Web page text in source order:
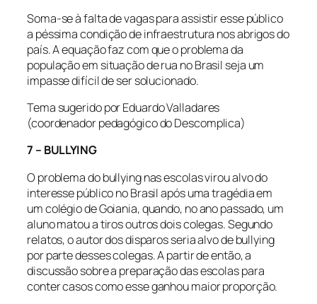
Soma-se à falta de vagas para assistir esse público
a péssima condição de infraestrutura nos abrigos do
país. A equação faz com que o problema da
população em situação de rua no Brasil seja um
impasse difícil de ser solucionado.
Tema sugerido por Eduardo Valladares
(coordenador pedagógico do Descomplica)
7 – BULLYING
O problema do bullying nas escolas virou alvo do
interesse público no Brasil após uma tragédia em
um colégio de Goiania, quando, no ano passado, um
aluno matou a tiros outros dois colegas. Segundo
relatos, o autor dos disparos seria alvo de bullying
por parte desses colegas. A partir de então, a
discussão sobre a preparação das escolas para
conter casos como esse ganhou maior proporção.